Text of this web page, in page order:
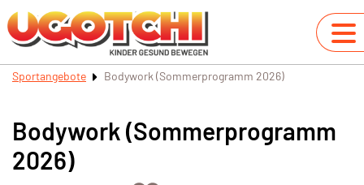
Sportangebote Bodywork (Sommerprogramm 2026)
Bodywork (Sommerprogramm
2026)